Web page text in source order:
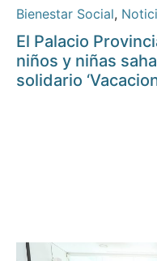
Bienestar Social,
El Palacio
niños y niñas
solidario